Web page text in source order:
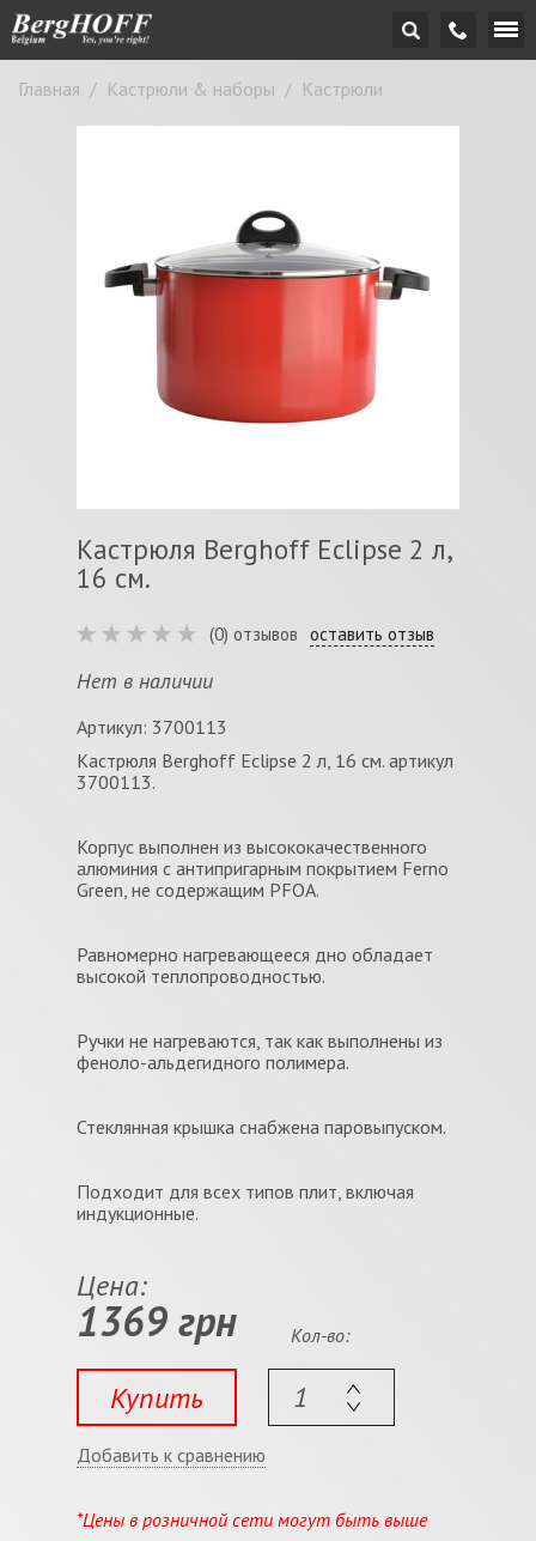
Главная / Кастрюли & наборы / Кастрюли
Кастрюля Berghoff Eclipse 2 л,
16 см.
(0) отзывов оставить отзыв
Нет в наличии
Артикул: 3700113
Кастрюля Berghoff Eclipse 2 л, 16 см. артикул
3700113.
Корпус выполнен из высококачественного
алюминия с антипригарным покрытием Ferno
Green, не содержащим PFOA.
Равномерно нагревающееся дно обладает
высокой теплопроводностью.
Ручки не нагреваются, так как выполнены из
феноло-альдегидного полимера.
Стеклянная крышка снабжена паровыпуском.
Подходит для всех типов плит, включая
индукционные.
Цена:
1369 грн
Купить
Кол-во:
Добавить к сравнению
*Цены в розничной сети могут быть выше